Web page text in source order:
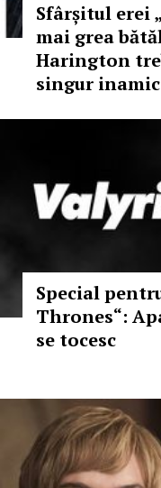
Sfârșitul erei
mai grea
Harington
singur
Special
Thrones“:
se tocesc